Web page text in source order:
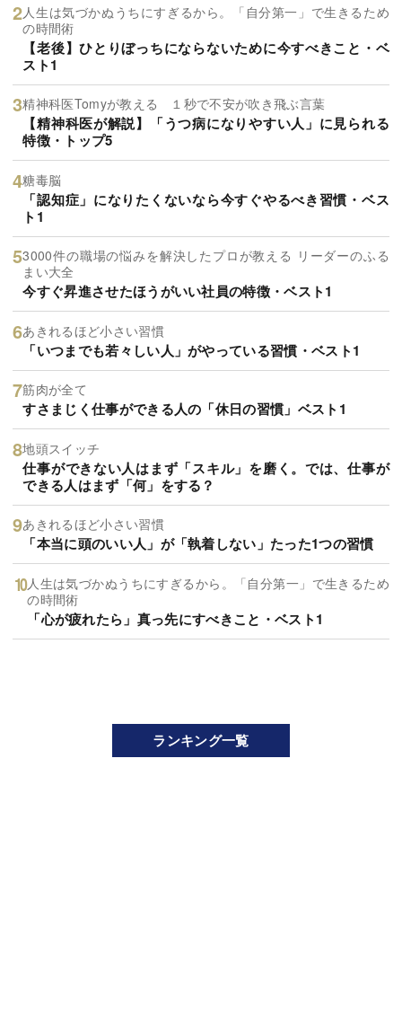
人生は気づかぬうちにすぎるから。「自分第一」で生きるため
の時間術
【老後】ひとりぼっちにならないために今すべきこと・ベ
スト1
精神科医Tomyが教える １秒で不安が吹き飛ぶ言葉
【精神科医が解説】「うつ病になりやすい人」に見られる
特徴・トップ5
糖毒脳
「認知症」になりたくないなら今すぐやるべき習慣・ベス
ト1
3000件の職場の悩みを解決したプロが教える リーダーのふる
まい大全
今すぐ昇進させたほうがいい社員の特徴・ベスト1
あきれるほど小さい習慣
「いつまでも若々しい人」がやっている習慣・ベスト1
筋肉が全て
すさまじく仕事ができる人の「休日の習慣」ベスト1
地頭スイッチ
仕事ができない人はまず「スキル」を磨く。では、仕事が
できる人はまず「何」をする？
あきれるほど小さい習慣
「本当に頭のいい人」が「執着しない」たった1つの習慣
人生は気づかぬうちにすぎるから。「自分第一」で生きるため
の時間術
「心が疲れたら」真っ先にすべきこと・ベスト1
ランキング一覧